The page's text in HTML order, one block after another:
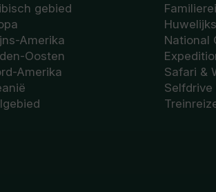
gebied
Amerika
Oosten
Amerika
National
Safari &
Selfdrive